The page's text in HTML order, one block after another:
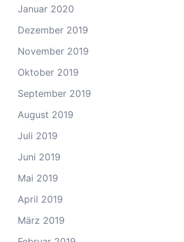
Januar 2020
Dezember 2019
November 2019
Oktober 2019
September 2019
August 2019
Juli 2019
Juni 2019
Mai 2019
April 2019
März 2019